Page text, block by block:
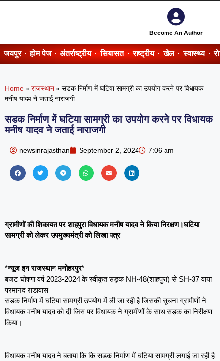
Become An Author
जयपुर होम पेज अंतर्राष्ट्रीय सियासत राष्ट्रीय खेल स्वास्थ्य
Home » राजस्थान » सडक निर्माण में घटिया सामग्री का उपयोग करने पर विधायक
मनीष यादव ने जताई नाराजगी
सडक निर्माण में घटिया सामग्री का उपयोग करने पर विधायक
मनीष यादव ने जताई नाराजगी
newsinrajasthan September 2, 2024 7:06 am
ग्रामीणों की शिकायत पर शाहपुरा विधायक मनीष यादव ने किया निरक्षण।घटिया
सामग्री को लेकर उपमुख्यमंत्री को लिखा पत्र
*न्यूज इन राजस्थान मनोहरपुर*
बजट घोषणा वर्ष 2023-2024 के स्वीकृत सड़क NH-48(शाहपुरा) से SH-37 वाया
परमानंद राडावास
सडक निर्माण में घटिया सामग्री उपयोग में ली जा रही है जिसकी सूचना ग्रामीणों ने
विधायक मनीष यादव को दी जिस पर विधायक ने ग्रामीणों के साथ सड़क का निरीक्षण
किया।
विधायक मनीष यादव ने बताया कि कि सडक निर्माण में घटिया सामग्री लगाई जा रही है